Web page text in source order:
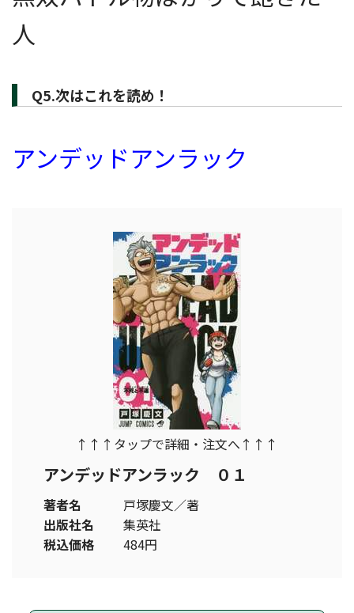
人
Q5.次はこれを読め！
アンデッドアンラック
↑↑↑タップで詳細・注文へ↑↑↑
アンデッドアンラック ０１
著者名
戸塚慶文／著
出版社名
集英社
税込価格
484円